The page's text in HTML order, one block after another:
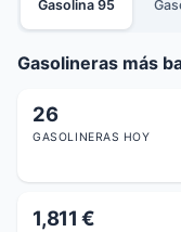
Gasolina 95
Gasolineras más
26
GASOLINERAS HOY
1,811 €